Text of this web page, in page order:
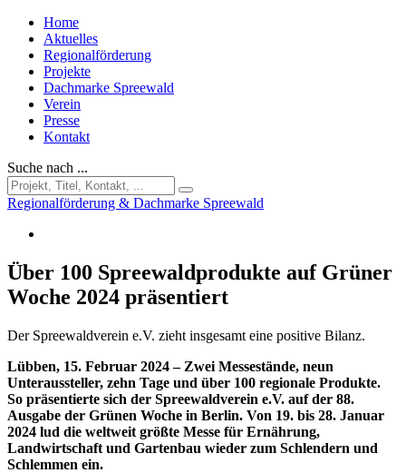
Home
Aktuelles
Regionalförderung
Projekte
Dachmarke Spreewald
Verein
Presse
Kontakt
Suche nach ...
Regionalförderung & Dachmarke Spreewald
Über 100 Spreewaldprodukte auf Grüner
Woche 2024 präsentiert
Der Spreewaldverein e.V. zieht insgesamt eine positive Bilanz.
Lübben, 15. Februar 2024 – Zwei Messestände, neun
Unteraussteller, zehn Tage und über 100 regionale Produkte.
So präsentierte sich der Spreewaldverein e.V. auf der 88.
Ausgabe der Grünen Woche in Berlin. Von 19. bis 28. Januar
2024 lud die weltweit größte Messe für Ernährung,
Landwirtschaft und Gartenbau wieder zum Schlendern und
Schlemmen ein.